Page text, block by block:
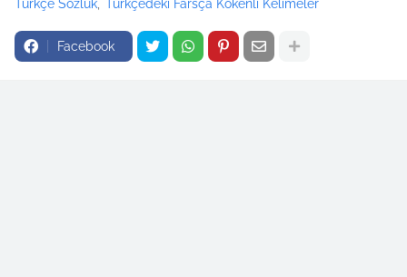
Türkçe Sözlük Türkçedeki Farsça Kökenli Kelimeler
Facebook